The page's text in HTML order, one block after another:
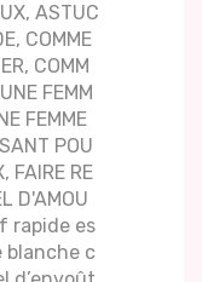
ASTUC
COMME
COMM
FEMM
FEMME
POU
FAIRE RE
D'AMOU
rapide es
blanche c